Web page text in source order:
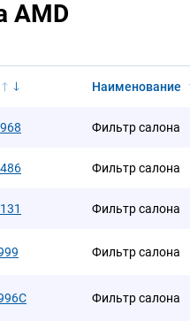
AMD
Наименование
Фильтр салона
Фильтр салона
Фильтр салона
Фильтр салона
Фильтр салона